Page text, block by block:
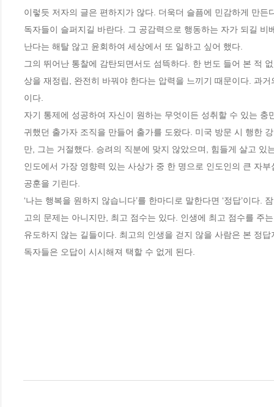
이렇듯 저자의 글은 편하지가 않다. 더욱더 슬픔에 민감하게 만
독자들이 슬퍼지길 바란다. 그 공감력으로 행동하는 자가 되길 비
난다는 해탈 않고 윤회하여 세상에서 또 일하고 싶어 했다.
그의 뛰어난 통찰에 감탄되면서도 섬뜩하다. 한 번도 들어 본 적
상을 재정립, 완전히 바꿔야 한다는 압력을 느끼기 때문이다. 과
이다.
자기 통제에 성공하여 자신이 원하는 무엇이든 성취할 수 있는
귀했던 출가자 조직을 만들어 출가를 도왔다. 미국 방문 시 행한
만, 그는 거절했다. 승려의 직분에 맞지 않았으며, 힘들게 살고
인도에서 가장 영향력 있는 사상가 중 한 명으로 인도인의 큰 자
공훈을 기린다.
‘나는 행복을 원하지 않습니다’를 한마디로 말한다면 ‘정답’이
고의 문제는 아니지만, 최고 점수는 있다. 인생에 최고 점수를 주
유도하지 않는 길들이다. 최고의 인생을 걷지 않을 사람은 본 정
독자들은 오답이 시시해져 택할 수 없게 된다.